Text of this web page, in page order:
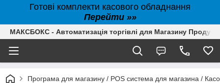
Готові комплекти касового обладнання
Перейти »»
МАКСБОКС - Автоматизація торгівлі для Магазину
Програма для магазину / POS система для магазина /